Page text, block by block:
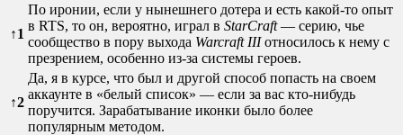
↑1
По иронии, если у нынешнего дотера и есть какой-то опыт
в RTS, то он, вероятно, играл в StarCraft— серию, чье
сообщество в пору выхода Warcraft IIIотносилось к нему с
презрением, особенно из-за системы героев.
↑2
Да, я в курсе, что был и другой способ попасть на своем
аккаунте в «белый список» — если за вас кто-нибудь
поручится. Зарабатывание иконки было более
популярным методом.